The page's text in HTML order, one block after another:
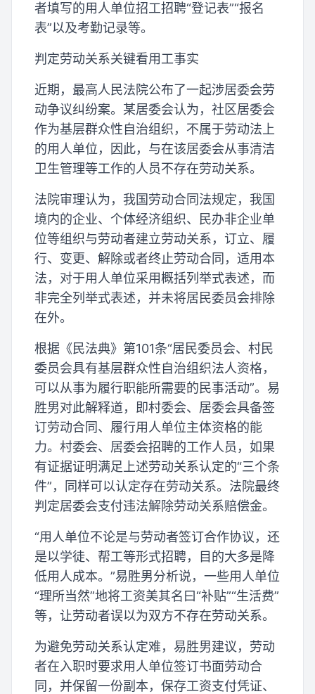
者填写的用人单位招工招聘“登记表”“报名
表”以及考勤记录等。
判定劳动关系关键看用工事实
近期，最高人民法院公布了一起涉居委会劳
动争议纠纷案。某居委会认为，社区居委会
作为基层群众性自治组织，不属于劳动法上
的用人单位，因此，与在该居委会从事清洁
卫生管理等工作的人员不存在劳动关系。
法院审理认为，我国劳动合同法规定，我国
境内的企业、个体经济组织、民办非企业单
位等组织与劳动者建立劳动关系，订立、履
行、变更、解除或者终止劳动合同，适用本
法，对于用人单位采用概括列举式表述，而
非完全列举式表述，并未将居民委员会排除
在外。
根据《民法典》第101条“居民委员会、村民
委员会具有基层群众性自治组织法人资格，
可以从事为履行职能所需要的民事活动”。易
胜男对此解释道，即村委会、居委会具备签
订劳动合同、履行用人单位主体资格的能
力。村委会、居委会招聘的工作人员，如果
有证据证明满足上述劳动关系认定的“三个条
件”，同样可以认定存在劳动关系。法院最终
判定居委会支付违法解除劳动关系赔偿金。
“用人单位不论是与劳动者签订合作协议，还
是以学徒、帮工等形式招聘，目的大多是降
低用人成本。”易胜男分析说，一些用人单位
“理所当然”地将工资美其名曰“补贴”“生活费”
等，让劳动者误以为双方不存在劳动关系。
为避免劳动关系认定难，易胜男建议，劳动
者在入职时要求用人单位签订书面劳动合
同，并保留一份副本，保存工资支付凭证、